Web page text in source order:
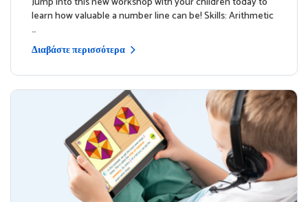
learn how valuable a number line can be! Skills: Arithmetic
…
Διαβάστε περισσότερα